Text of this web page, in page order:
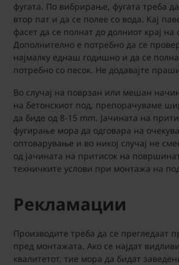
фугата. По вибрирање, фугата треба
втор пат и да се полее со вода. Кај
фасет да се полнат до долниот крај на
Дополнително е потребно да се
најмалку еднаш годишно и да се
потребно со песок. Не додавајте
Во случај на поврзан или мешан
на бетонскиот под, препорачуваме
да биде од 8-15 mm. Јачината на
фугирање мора да одговара на
оптоварување и во никој случај не
од јачината на притисок на
техничките услови при монтажа на
Рекламации
Производите треба да се прегледаат
пред монтажата. Ако се најдат
квалитетот, тие мора да бидат